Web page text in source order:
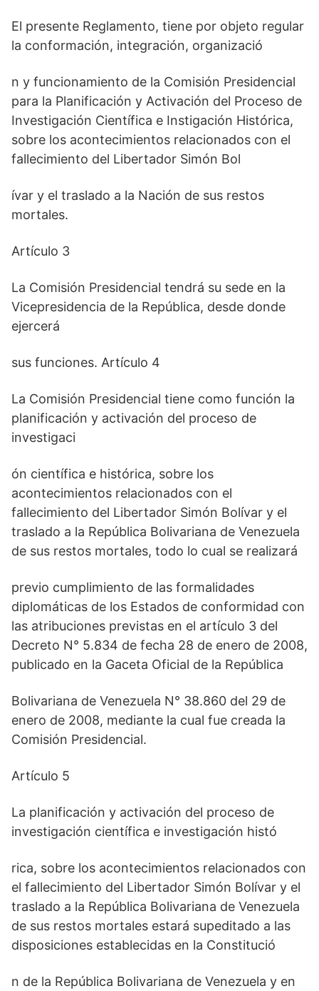
El presente Reglamento, tiene por objeto regular
la conformación, integración, organizació
n y funcionamiento de la Comisión Presidencial
para la Planificación y Activación del Proceso de
Investigación Científica e Instigación Histórica,
sobre los acontecimientos relacionados con el
fallecimiento del Libertador Simón Bol
ívar y el traslado a la Nación de sus restos
mortales.
Artículo 3
La Comisión Presidencial tendrá su sede en la
Vicepresidencia de la República, desde donde
ejercerá
sus funciones. Artículo 4
La Comisión Presidencial tiene como función la
planificación y activación del proceso de
investigaci
ón científica e histórica, sobre los
acontecimientos relacionados con el
fallecimiento del Libertador Simón Bolívar y el
traslado a la República Bolivariana de Venezuela
de sus restos mortales, todo lo cual se realizará
previo cumplimiento de las formalidades
diplomáticas de los Estados de conformidad con
las atribuciones previstas en el artículo 3 del
Decreto N° 5.834 de fecha 28 de enero de 2008,
publicado en la Gaceta Oficial de la República
Bolivariana de Venezuela N° 38.860 del 29 de
enero de 2008, mediante la cual fue creada la
Comisión Presidencial.
Artículo 5
La planificación y activación del proceso de
investigación científica e investigación histó
rica, sobre los acontecimientos relacionados con
el fallecimiento del Libertador Simón Bolívar y el
traslado a la República Bolivariana de Venezuela
de sus restos mortales estará supeditado a las
disposiciones establecidas en la Constitució
n de la República Bolivariana de Venezuela y en